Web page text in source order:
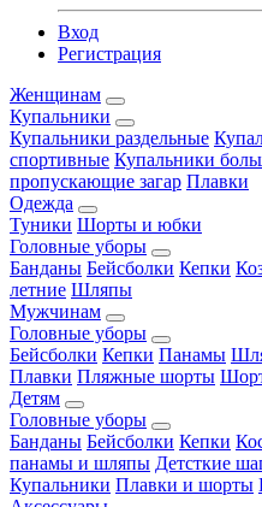
Вход
Регистрация
Женщинам
Купальники
Купальники раздельные
спортивные Купальники
пропускающие загар Плавки
Одежда
Туники Шорты и юбки
Головные уборы
Банданы Бейсболки Кепки
летние Шляпы
Мужчинам
Головные уборы
Бейсболки Кепки Панамы
Плавки Пляжные шорты
Детям
Головные уборы
Банданы Бейсболки Кепки
панамы и шляпы Детсткие
Купальники Плавки и шорты